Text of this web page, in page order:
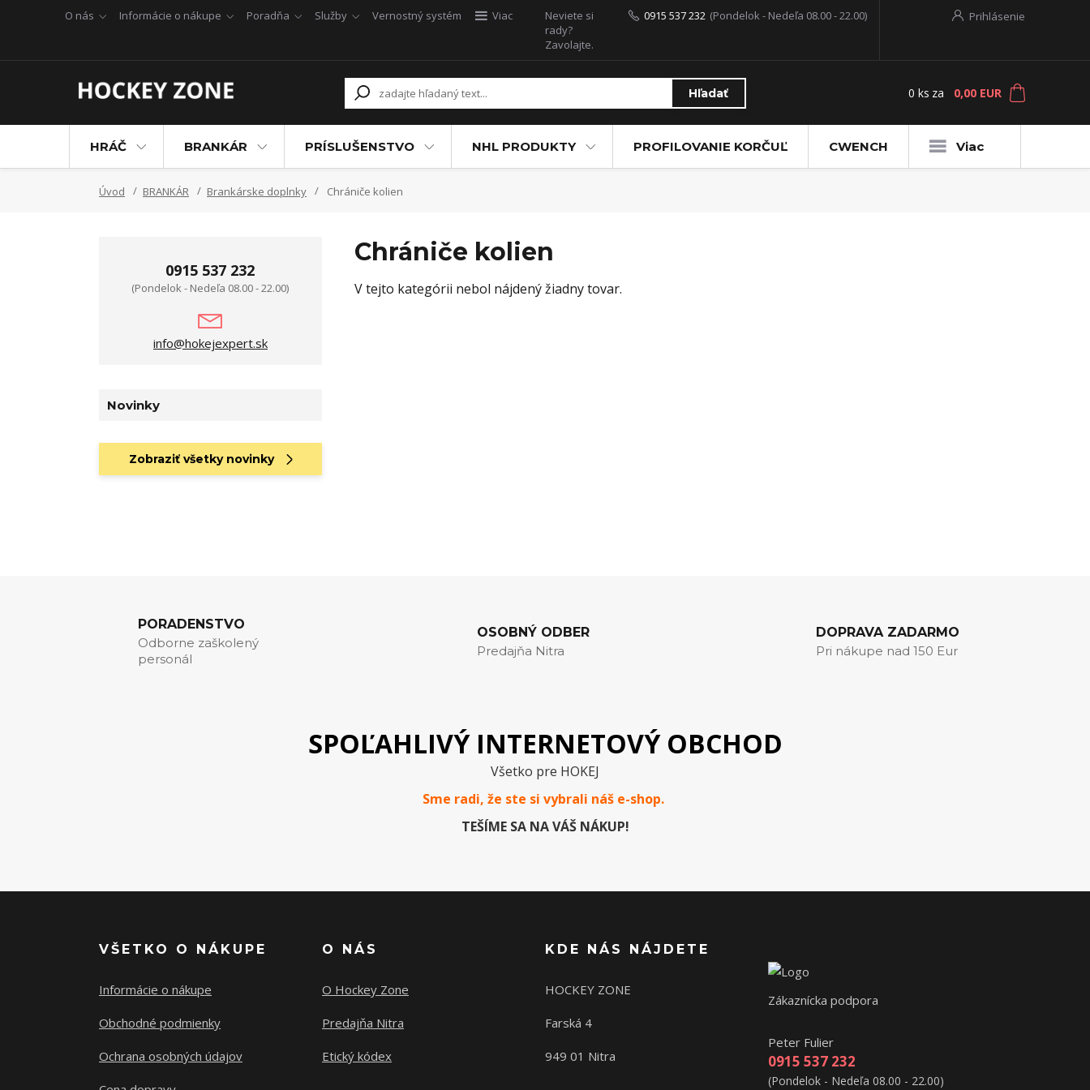
O nás Informácie o nákupe Poradňa Služby Vernostný systém Viac Prihlásenie
Hľadať
Neviete si
rady?
Zavolajte.
0915 537 232 (Pondelok - Nedeľa 08.00 - 22.00)
0 ks za 0,00 EUR
HRÁČ BRANKÁR PRÍSLUŠENSTVO NHL PRODUKTY PROFILOVANIE KORČUĽ CWENCH Viac
Úvod BRANKÁR Brankárske doplnky Chrániče kolien
Chrániče kolien
V tejto kategórii nebol nájdený žiadny tovar.
0915 537 232
(Pondelok - Nedeľa 08.00 - 22.00)
info@hokejexpert.sk
Novinky
Zobraziť všetky novinky
PORADENSTVO
Odborne zaškolený
personál
OSOBNÝ ODBER
Predajňa Nitra
DOPRAVA ZADARMO
Pri nákupe nad 150 Eur
SPOĽAHLIVÝ INTERNETOVÝ OBCHOD
Všetko pre HOKEJ
Sme radi, že ste si vybrali náš e-shop.
TEŠÍME SA NA VÁŠ NÁKUP!
VŠETKO O NÁKUPE
Informácie o nákupe
Obchodné podmienky
Ochrana osobných údajov
O NÁS
O Hockey Zone
Predajňa Nitra
Etický kódex
KDE NÁS NÁJDETE
HOCKEY ZONE
Farská 4
949 01 Nitra
Zákaznícka podpora
Peter Fulier
0915 537 232
(Pondelok - Nedeľa 08.00 - 22.00)